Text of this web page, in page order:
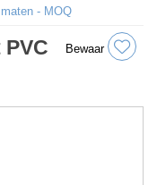
- MOQ
Bewaar